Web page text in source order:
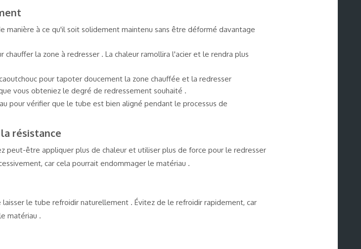
manière à ce qu'il soit solidement maintenu sans être déformé davantage
chauffer la zone à redresser . La chaleur ramollira l'acier et le rendra plus
pour tapoter doucement la zone chauffée et la redresser
vous obteniez le degré de redressement souhaité .
pour vérifier que le tube est bien aligné pendant le processus de
résistance
peut-être appliquer plus de chaleur et utiliser plus de force pour le redresser
car cela pourrait endommager le matériau .
le tube refroidir naturellement . Évitez de le refroidir rapidement, car
matériau .